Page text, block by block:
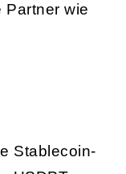
wie
Stablecoin-